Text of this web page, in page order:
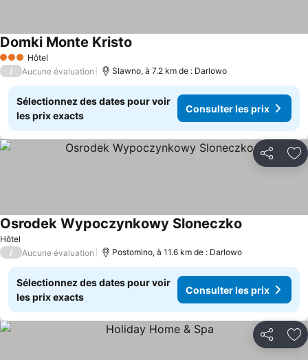
3 ÉtoilesHôtel
Domki Monte Kristo
/ Aucune évaluation Slawno, à 7.2 km de : Darlowo
Sélectionnez des dates pour voir
les prix exacts
Consulter les prix
Partager
Hôtel
Osrodek Wypoczynkowy Sloneczko
/ Aucune évaluation Postomino, à 11.6 km de : Darlowo
Sélectionnez des dates pour voir
les prix exacts
Consulter les prix
Partager